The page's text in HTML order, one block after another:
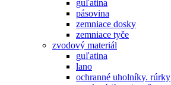
guľatina
pásovina
zemniace dosky
zemniace tyče
zvodový materiál
guľatina
lano
ochranné uholníky. rúrky